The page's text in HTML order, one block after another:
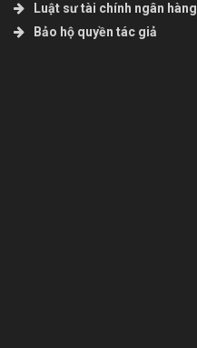
Luật sư tài chính ngân hàng
Bảo hộ quyền tác giả